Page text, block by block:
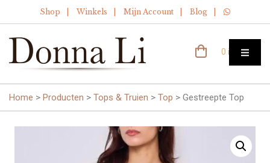
Shop Winkels Mijn Account Blog
0 items
Home > Producten > Tops & Truien > Top > Gestreepte Top